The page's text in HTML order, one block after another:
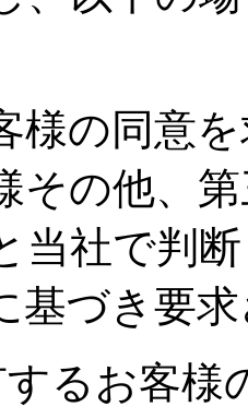
様の同意
その他、
当社で判
基づき要
るお客様